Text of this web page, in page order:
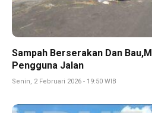
Sampah Berserakan Dan
Pengguna Jalan
Senin, 2 Februari 2026 - 19:50 WIB